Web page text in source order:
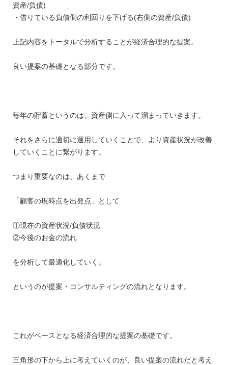
資産/負債)
・借りている負債側の利回りを下げる(右側の資産/負債)
上記内容をトータルで分析することが経済合理的な提案。
良い提案の基礎となる部分です。
毎年の貯蓄というのは、資産側に入って溜まっていきます。
それをさらに適切に運用していくことで、より資産状況が改善
していくことに繋がります。
つまり重要なのは、あくまで
「顧客の現時点を出発点」として
①現在の資産状況/負債状況
②今後のお金の流れ
を分析して最適化していく。
というのが提案・コンサルティングの流れとなります。
これがベースとなる経済合理的な提案の基礎です。
三角形の下から上に考えていくのが、良い提案の流れだと考え